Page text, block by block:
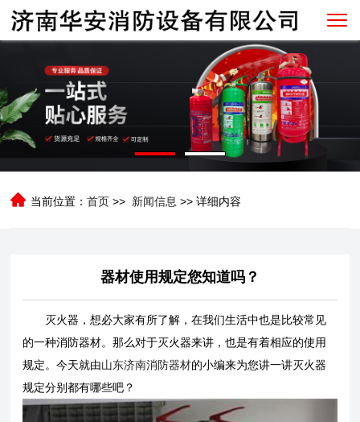
当前位置：首页 >> 新闻信息>> 详细内容
器材使用规定您知道吗？
灭火器，想必大家有所了解，在我们生活中也是比较常见
的一种消防器材。那么对于灭火器来讲，也是有着相应的使用
规定。今天就由山东济南消防器材的小编来为您讲一讲灭火器
规定分别都有哪些吧？